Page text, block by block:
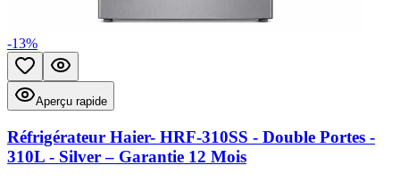
-13%
Ajouter aux favoris
Aperçu rapide
Réfrigérateur Haier- HRF-310SS - Double Portes -
310L - Silver – Garantie 12 Mois